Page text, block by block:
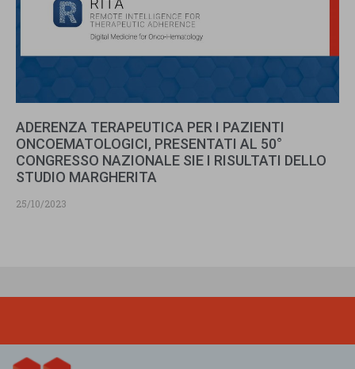
ADERENZA TERAPEUTICA PER I PAZIENTI
ONCOEMATOLOGICI, PRESENTATI AL 50°
CONGRESSO NAZIONALE SIE I RISULTATI DELLO
STUDIO MARGHERITA
25/10/2023